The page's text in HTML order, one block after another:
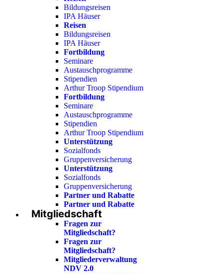
Bildungsreisen
IPA Häuser
Reisen
Bildungsreisen
IPA Häuser
Fortbildung
Seminare
Austauschprogramme
Stipendien
Arthur Troop Stipendium
Fortbildung
Seminare
Austauschprogramme
Stipendien
Arthur Troop Stipendium
Unterstützung
Sozialfonds
Gruppenversicherung
Unterstützung
Sozialfonds
Gruppenversicherung
Partner und Rabatte
Partner und Rabatte
Mitgliedschaft
Fragen zur
Mitgliedschaft?
Fragen zur
Mitgliedschaft?
Mitgliederverwaltung
NDV 2.0